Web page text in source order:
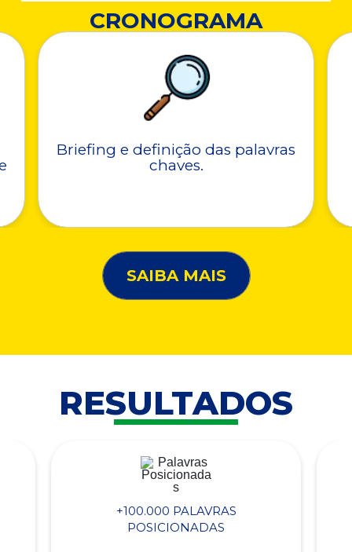
CRONOGRAMA
Briefing e definição das palavras
chaves.
SAIBA MAIS
RESULTADOS
+100.000 PALAVRAS
POSICIONADAS